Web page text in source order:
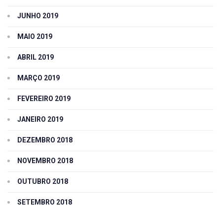
JUNHO 2019
MAIO 2019
ABRIL 2019
MARÇO 2019
FEVEREIRO 2019
JANEIRO 2019
DEZEMBRO 2018
NOVEMBRO 2018
OUTUBRO 2018
SETEMBRO 2018